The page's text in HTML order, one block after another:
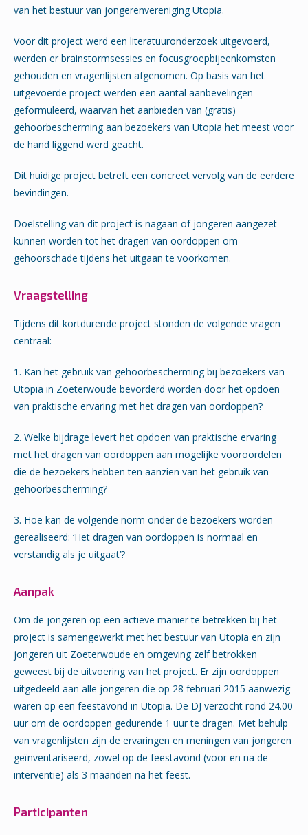
van het bestuur van jongerenvereniging Utopia.
Voor dit project werd een literatuuronderzoek uitgevoerd,
werden er brainstormsessies en focusgroepbijeenkomsten
gehouden en vragenlijsten afgenomen. Op basis van het
uitgevoerde project werden een aantal aanbevelingen
geformuleerd, waarvan het aanbieden van (gratis)
gehoorbescherming aan bezoekers van Utopia het meest voor
de hand liggend werd geacht.
Dit huidige project betreft een concreet vervolg van de eerdere
bevindingen.
Doelstelling van dit project is nagaan of jongeren aangezet
kunnen worden tot het dragen van oordoppen om
gehoorschade tijdens het uitgaan te voorkomen.
Vraagstelling
Tijdens dit kortdurende project stonden de volgende vragen
centraal:
1. Kan het gebruik van gehoorbescherming bij bezoekers van
Utopia in Zoeterwoude bevorderd worden door het opdoen
van praktische ervaring met het dragen van oordoppen?
2. Welke bijdrage levert het opdoen van praktische ervaring
met het dragen van oordoppen aan mogelijke vooroordelen
die de bezoekers hebben ten aanzien van het gebruik van
gehoorbescherming?
3. Hoe kan de volgende norm onder de bezoekers worden
gerealiseerd: ‘Het dragen van oordoppen is normaal en
verstandig als je uitgaat’?
Aanpak
Om de jongeren op een actieve manier te betrekken bij het
project is samengewerkt met het bestuur van Utopia en zijn
jongeren uit Zoeterwoude en omgeving zelf betrokken
geweest bij de uitvoering van het project. Er zijn oordoppen
uitgedeeld aan alle jongeren die op 28 februari 2015 aanwezig
waren op een feestavond in Utopia. De DJ verzocht rond 24.00
uur om de oordoppen gedurende 1 uur te dragen. Met behulp
van vragenlijsten zijn de ervaringen en meningen van jongeren
geïnventariseerd, zowel op de feestavond (voor en na de
interventie) als 3 maanden na het feest.
Participanten